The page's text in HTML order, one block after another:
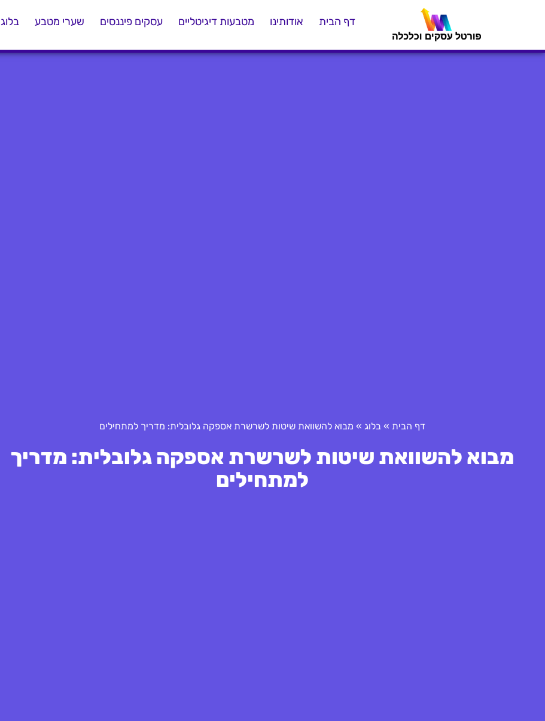
דף הבית אודותינו מטבעות דיגיטליים עסקים פיננסים שערי מטבע בלוג
דף הבית » בלוג » מבוא להשוואת שיטות לשרשרת אספקה גלובלית: מדריך למתחילים
מבוא להשוואת שיטות לשרשרת אספקה גלובלית: מדריך
למתחילים